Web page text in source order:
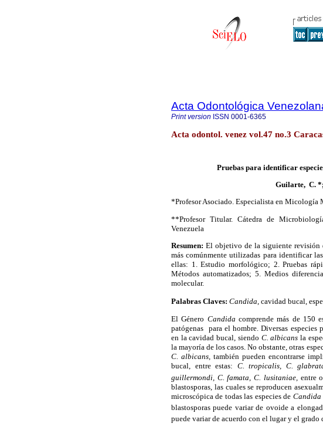
Acta Odontológica
Print version ISSN 0001-6365
Acta odontol. venez vol.47 no.3
Pruebas para identificar
Guilarte, C. *
*Profesor Asociado. Especialista en Micología
**Profesor Titular. Cátedra de
Venezuela
Resumen: El objetivo de la siguiente revisión
más comúnmente utilizadas para identificar
ellas: 1. Estudio morfológico; 2. Pruebas
Métodos automatizados; 5. Medios
molecular.
Palabras Claves: Candida, cavidad bucal,
El Género Candida comprende más de 150
patógenas para el hombre. Diversas especies
en la cavidad bucal, siendo C. albicans la
la mayoría de los casos. No obstante, otras
C. albicans, también pueden encontrarse
bucal, entre estas: C. tropicalis, C.
guillermondi, C. famata, C. lusitaniae, entre
blastosporas, las cuales se reproducen
microscópica de todas las especies de Candida
blastosporas puede variar de ovoide a
puede variar de acuerdo con el lugar y el